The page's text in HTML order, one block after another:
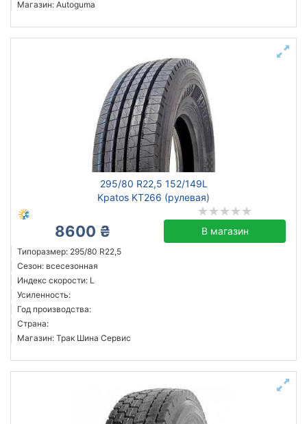
Магазин: Autoguma
295/80 R22,5 152/149L
Kpatos KT266 (рулевая)
8600 ₴ В магазин
Типоразмер: 295/80 R22,5
Сезон: всесезонная
Индекс скорости: L
Усиленность:
Год производства:
Страна:
Магазин: Трак Шина Сервис